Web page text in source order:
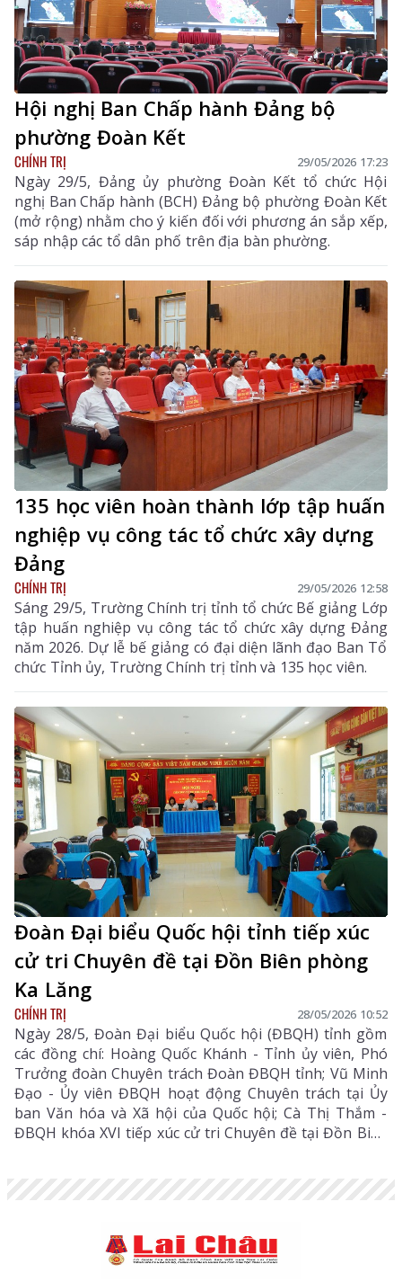
Hội nghị Ban Chấp hành Đảng bộ
phường Đoàn Kết
CHÍNH TRỊ 29/05/2026 17:23
Ngày 29/5, Đảng ủy phường Đoàn Kết tổ chức Hội
nghị Ban Chấp hành (BCH) Đảng bộ phường Đoàn Kết
(mở rộng) nhằm cho ý kiến đối với phương án sắp xếp,
sáp nhập các tổ dân phố trên địa bàn phường.
135 học viên hoàn thành lớp tập huấn
nghiệp vụ công tác tổ chức xây dựng
Đảng
CHÍNH TRỊ 29/05/2026 12:58
Sáng 29/5, Trường Chính trị tỉnh tổ chức Bế giảng Lớp
tập huấn nghiệp vụ công tác tổ chức xây dựng Đảng
năm 2026. Dự lễ bế giảng có đại diện lãnh đạo Ban Tổ
chức Tỉnh ủy, Trường Chính trị tỉnh và 135 học viên.
Đoàn Đại biểu Quốc hội tỉnh tiếp xúc
cử tri Chuyên đề tại Đồn Biên phòng
Ka Lăng
CHÍNH TRỊ 28/05/2026 10:52
Ngày 28/5, Đoàn Đại biểu Quốc hội (ĐBQH) tỉnh gồm
các đồng chí: Hoàng Quốc Khánh - Tỉnh ủy viên, Phó
Trưởng đoàn Chuyên trách Đoàn ĐBQH tỉnh; Vũ Minh
Đạo - Ủy viên ĐBQH hoạt động Chuyên trách tại Ủy
ban Văn hóa và Xã hội của Quốc hội; Cà Thị Thắm -
ĐBQH khóa XVI tiếp xúc cử tri Chuyên đề tại Đồn Biên